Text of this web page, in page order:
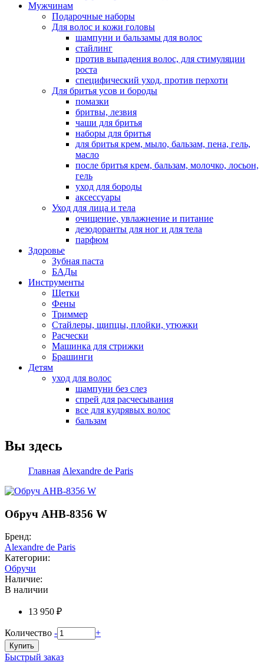
Мужчинам
Подарочные наборы
Для волос и кожи головы
шампуни и бальзамы для волос
стайлинг
против выпадения волос, для стимуляции
роста
специфический уход, против перхоти
Для бритья усов и бороды
помазки
бритвы, лезвия
чаши для бритья
наборы для бритья
для бритья крем, мыло, бальзам, пена, гель,
масло
после бритья крем, бальзам, молочко, лосьон,
гель
уход для бороды
аксессуары
Уход для лица и тела
очищение, увлажнение и питание
дезодоранты для ног и для тела
парфюм
Здоровье
Зубная паста
БАДы
Инструменты
Щетки
Фены
Триммер
Стайлеры, щипцы, плойки, утюжки
Расчески
Машинка для стрижки
Брашинги
Детям
уход для волос
шампуни без слез
спрей для расчесывания
все для кудрявых волос
бальзам
Вы здесь
Главная Alexandre de Paris
Обруч AHB-8356 W
Бренд:
Alexandre de Paris
Категории:
Обручи
Наличие:
В наличии
13 950 ₽
Количество - +
Купить
Быстрый заказ